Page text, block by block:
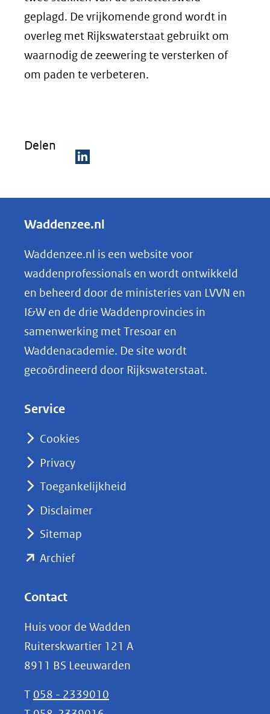
geplagd. De vrijkomende grond wordt in
overleg met Rijkswaterstaat gebruikt om
waarnodig de zeewering te versterken of
om paden te verbeteren.
Delen
e
e
n
o
p
k
e
nieuw
naar
Waddenzee.nl
Waddenzee.nl is een website voor
waddenprofessionals en wordt ontwikkeld
en beheerd door de ministeries van LVVN en
I&W en de drie Waddenprovincies in
samenwerking met Tresoar en
Waddenacademie. De site wordt
gecoördineerd door Rijkswaterstaat.
Service
Cookies
Privacy
Toegankelijkheid
Disclaimer
Sitemap
Archief(opent
(verwijst
naar
een
andere
Contact
Huis voor de Wadden
Ruiterskwartier 121 A
8911 BS Leeuwarden
T 058 - 2339010